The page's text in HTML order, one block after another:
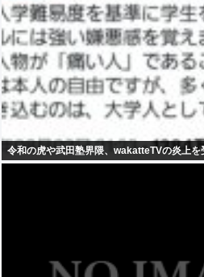
令和の虎や武田塾界隈、wakatteTVの炎上を